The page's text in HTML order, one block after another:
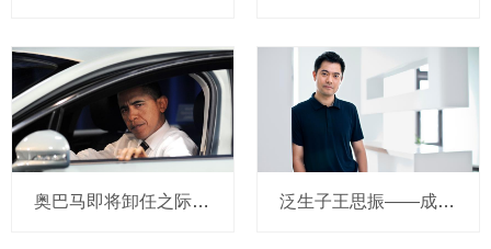
奥巴马即将卸任之际，要让无人驾驶汽车合法化？ 泛生子王思振——成立两年，融资数亿，基因检测如何帮助人类战胜癌症？